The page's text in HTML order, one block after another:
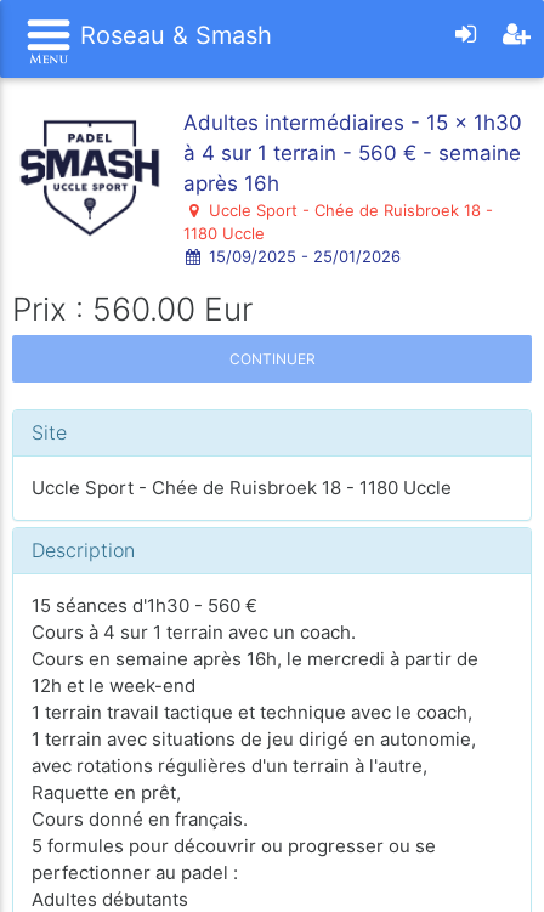
Roseau & Smash
Adultes intermédiaires - 15 x 1h30
à 4 sur 1 terrain - 560 € - semaine
après 16h
Uccle Sport - Chée de Ruisbroek 18 -
1180 Uccle
15/09/2025 - 25/01/2026
Prix : 560.00 Eur
CONTINUER
Site
Uccle Sport - Chée de Ruisbroek 18 - 1180 Uccle
Description
15 séances d'1h30 - 560 €
Cours à 4 sur 1 terrain avec un coach.
Cours en semaine après 16h, le mercredi à partir de
12h et le week-end
1 terrain travail tactique et technique avec le coach,
1 terrain avec situations de jeu dirigé en autonomie,
avec rotations régulières d'un terrain à l'autre,
Raquette en prêt,
Cours donné en français.
5 formules pour découvrir ou progresser ou se
perfectionner au padel :
Adultes débutants